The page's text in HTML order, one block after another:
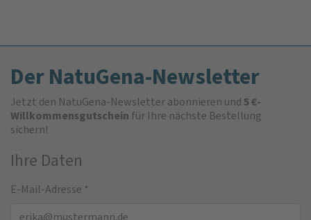
Der NatuGena-Newsletter
Jetzt den NatuGena-Newsletter abonnieren und5 €-
Willkommensgutschein für Ihre nächste Bestellung
sichern!
Ihre Daten
E-Mail-Adresse *